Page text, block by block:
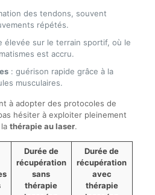
des tendons, souvent
répétés.
élevée sur le terrain sportif, où le
est accru.
: guérison rapide grâce à la
musculaires.
à adopter des protocoles de
hésiter à exploiter pleinement
thérapie au laser.
Durée de
récupération
sans
thérapie
Durée de
récupération
avec
thérapie